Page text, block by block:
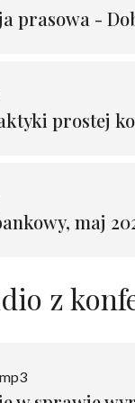
prasowa -
prostej
maj
z